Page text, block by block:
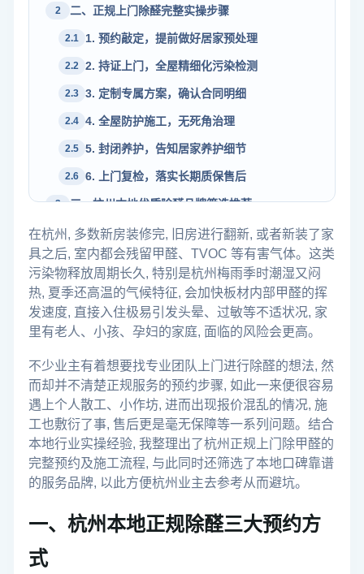
2 二、正规上门除醛完整实操步骤
2.1 1. 预约敲定，提前做好居家预处理
2.2 2. 持证上门，全屋精细化污染检测
2.3 3. 定制专属方案，确认合同明细
2.4 4. 全屋防护施工，无死角治理
2.5 5. 封闭养护，告知居家养护细节
2.6 6. 上门复检，落实长期质保售后
3 三、杭州本地优质除醛品牌筛选推荐
3.1 1. 创绿家（本地品牌优选，母婴家庭适配）
3.2 2. 净森环保（高性价比刚需优选）
3.3 3. 夏蛙环保（老牌靠谱机构）
4 总结
FAQ常见问答
5.1 Q1：上门除醛的前期检测需要花钱吗？
5.2 Q2：专业治理结束后，多久可以正常入住？
5.3
Q3：通风、放绿植活性炭，能替代专业上门除
醛吗？
在杭州, 多数新房装修完, 旧房进行翻新, 或者新装了家
具之后, 室内都会残留甲醛、TVOC 等有害气体。这类
污染物释放周期长久, 特别是杭州梅雨季时潮湿又闷
热, 夏季还高温的气候特征, 会加快板材内部甲醛的挥
发速度, 直接入住极易引发头晕、过敏等不适状况, 家
里有老人、小孩、孕妇的家庭, 面临的风险会更高。
不少业主有着想要找专业团队上门进行除醛的想法, 然
而却并不清楚正规服务的预约步骤, 如此一来便很容易
遇上个人散工、小作坊, 进而出现报价混乱的情况, 施
工也敷衍了事, 售后更是毫无保障等一系列问题。结合
本地行业实操经验, 我整理出了杭州正规上门除甲醛的
完整预约及施工流程, 与此同时还筛选了本地口碑靠谱
的服务品牌, 以此方便杭州业主去参考从而避坑。
一、杭州本地正规除醛三大预约方
式